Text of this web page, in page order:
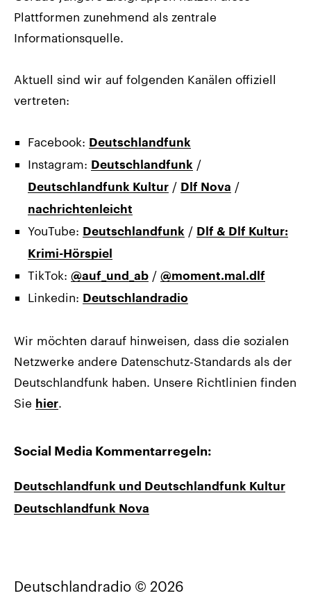
Plattformen zunehmend als zentrale
Informationsquelle.
Aktuell sind wir auf folgenden Kanälen offiziell
vertreten:
Facebook: Deutschlandfunk
Instagram: Deutschlandfunk /
Deutschlandfunk Kultur / Dlf Nova /
nachrichtenleicht
YouTube: Deutschlandfunk / Dlf & Dlf Kultur:
Krimi-Hörspiel
TikTok: @auf_und_ab / @moment.mal.dlf
Linkedin: Deutschlandradio
Wir möchten darauf hinweisen, dass die sozialen
Netzwerke andere Datenschutz-Standards als der
Deutschlandfunk haben. Unsere Richtlinien finden
Sie hier.
Social Media Kommentarregeln:
Deutschlandfunk und Deutschlandfunk Kultur
Deutschlandfunk Nova
Deutschlandradio © 2026